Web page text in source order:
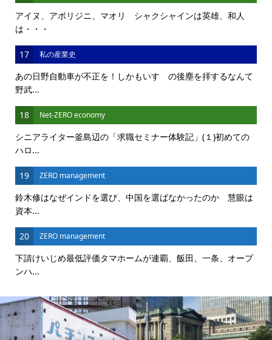
アイヌ、アボリジニ、マオリ シャクシャインは英雄、和人
は・・・
17 私の産業史
あの日野自動車が不正を！しかもいすゞの後塵を拝するなんて
野武...
18 Net-ZERO economy
シニアライター釜島辺の「求職セミナー体験記」(１)初めての
ハロ...
19 ZERO management
鈴木修はなぜインドを選び、中国を選ばなかったのか 慧眼は
資本...
20 ZERO management
下請けいじめ最低評価タマホームが連覇、飯田、一条、オープ
ンハ...